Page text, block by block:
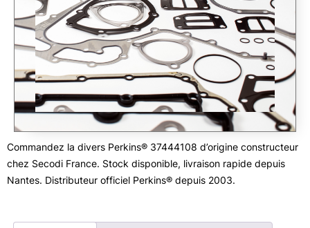
Commandez la divers Perkins® 37444108 d’origine constructeur
chez Secodi France. Stock disponible, livraison rapide depuis
Nantes. Distributeur officiel Perkins® depuis 2003.